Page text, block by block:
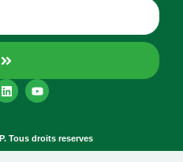
Tous droits reserves